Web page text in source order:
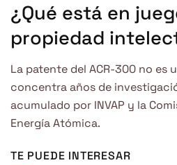
¿Qué está en
propiedad
La patente del ACR-300 no es
concentra años de
acumulado por INVAP y la
Energía Atómica.
TE PUEDE INTERESAR